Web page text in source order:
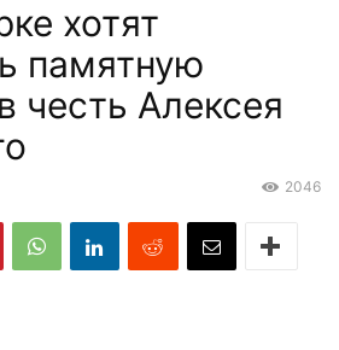
хотят
памятную
честь Алексея
2046